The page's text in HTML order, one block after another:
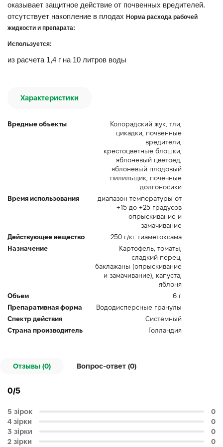
оказывает защитное действие от почвенных вредителей.
отсутствует накопление в плодах Норма расхода рабочей
жидкости и препарата:
Используется:
из расчета 1,4 г на 10 литров воды
Характеристики
Вредные объекты
Колорадский жук, тли,
цикадки, почвенные
вредители,
крестоцветные блошки,
яблоневый цветоед,
яблоневый плодовый
пилильщик, почечные
долгоносики
Время использования
диапазон температуры от
+15 до +25 градусов
опрыскивание и
замачивание
Действующее вещество
250 г/кг тиаметоксама
Назначение
Картофель, томаты,
сладкий перец,
баклажаны (опрыскивание
и замачивание), капуста,
яблоня
Объем
6 г
Препаративная форма
Вододисперсные гранулы
Спектр действия
Системный
Страна производитель
Голландия
Отзывы (0) Вопрос-ответ (0)
0/5
5 зірок
0
4 зірки
0
3 зірки
0
2 зірки
0